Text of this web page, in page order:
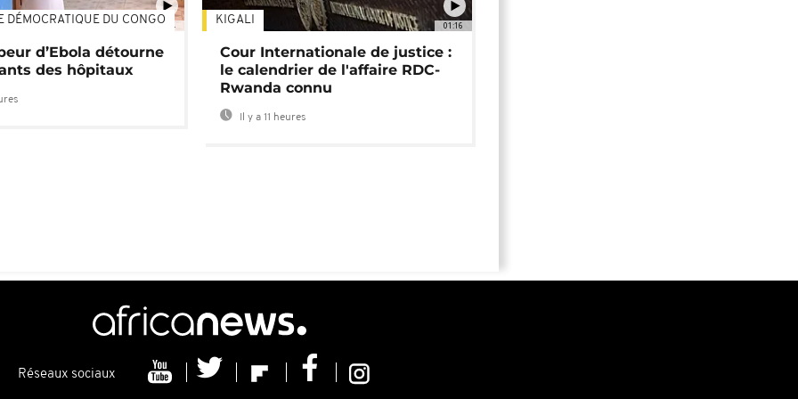
01:34
DÉMOCRATIQUE DU CONGO
d’Ebola détourne
des hôpitaux
01:16
KIGALI
Cour Internationale de justice :
le calendrier de l'affaire RDC-
Rwanda connu
Il y a 11 heures
Réseaux sociaux